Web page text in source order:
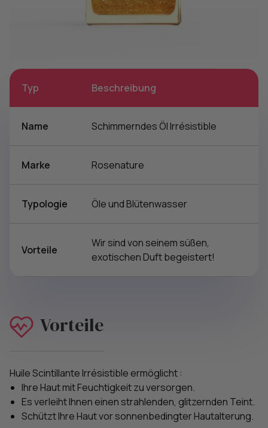
Typ Beschreibung
Name Schimmerndes Öl Irrésistible
Marke Rosenature
Typologie Öle und Blütenwasser
Vorteile
Wir sind von seinem süßen,
exotischen Duft begeistert!
Vorteile
Huile Scintillante Irrésistible ermöglicht :
Ihre Haut mit Feuchtigkeit zu versorgen.
Es verleiht Ihnen einen strahlenden, glitzernden Teint.
Schützt Ihre Haut vor sonnenbedingter Hautalterung.